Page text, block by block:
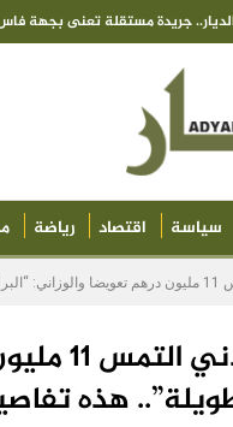
جريدة مستقلة تعنى بجهة
سياسة اقتصاد رياضة
معه
دفاع
هذه